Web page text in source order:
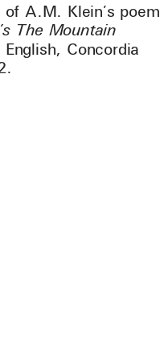
A.M. Klein’s poem
The Mountain
Concordia